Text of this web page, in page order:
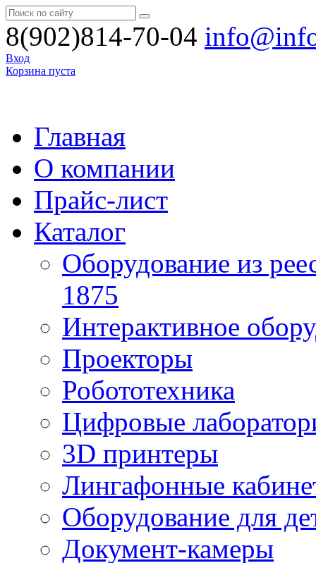
8(902)814-70-04
Вход
Корзина пуста
Главная
О компании
Прайс-лист
Каталог
Оборудование из
1875
Интерактивное
Проекторы
Робототехника
Цифровые
3D принтеры
Лингафонные
Оборудование для
Документ-камеры